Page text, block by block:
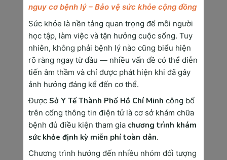
Ưu điểm vượt trội của siêu âm vú là không sử
mang thai và cho con bú. Phương pháp này
cũng phù hợp với mọi độ tuổi và có thể thực
hiện nhiều lần mà không lo tác hại.
Nhược điểm của siêu âm vú là khó phát hiện vi
vôi hóa và kết quả phụ thuộc nhiều vào kỹ
năng của bác sĩ thực hiện. Giá siêu âm vú dao
động từ 400.000 - 800.000 VNĐ, thời gian
thực hiện 20-30 phút.
Cộng Hưởng Từ Vú (Breast MRI)
nguy cơ bệnh lý – Bảo vệ sức khỏe cộng đồng
Sức khỏe là nền tảng quan trọng để mỗi người
học tập, làm việc và tận hưởng cuộc sống. Tuy
nhiên, không phải bệnh lý nào cũng biểu hiện
rõ ràng ngay từ đầu — nhiều vấn đề có thể diễn
tiến âm thầm và chỉ được phát hiện khi đã gây
ảnh hưởng đáng kể đến cơ thể.
Được Sở Y Tế Thành Phố Hồ Chí Minh công bố
trên cổng thông tin điện tử là cơ sở khám chữa
bệnh đủ điều kiện tham gia chương trình khám
sức khỏe định kỳ miễn phí toàn dân.
Chương trình hướng đến nhiều nhóm đối tượng